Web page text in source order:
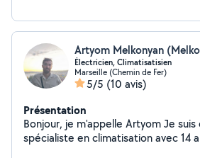
Artyom Melkonyan
Électricien, Climatisatisien
Marseille (Chemin de Fer)
5/5 (10 avis)
Présentation
Bonjour, je m'appelle Artyom Je suis électricien et
spécialiste en climatisation avec 14 années